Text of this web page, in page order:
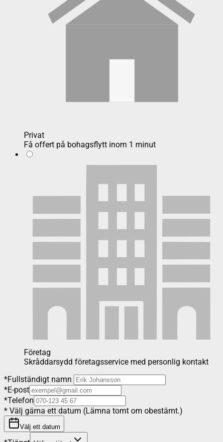
Privat
Få offert på bohagsflytt inom 1 minut
Företag
Skråddarsydd företagsservice med personlig kontakt
*Fullständigt namn
*E-post
*Telefon
* Välj gärna ett datum (Lämna tomt om obestämt.)
Välj ett datum